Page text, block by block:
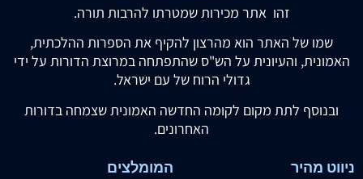
זהו אתר מכירות שמטרתו להרבות תורה.
שמו של האתר הוא מהרצון להקיף את הספרות ההלכתית,
האמונית, והעיונית על הש"ס שהתפתחה במרוצת הדורות על ידי
גדולי הרוח של עם ישראל.
ובנוסף לתת מקום לקומה החדשה האמונית שצמחה בדורות
האחרונים.
ניווט מהיר המומלצים